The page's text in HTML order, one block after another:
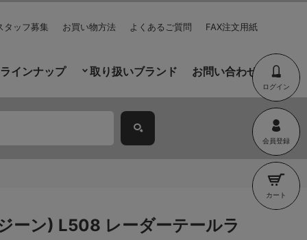
タッフ募集 お買い物方法 よくあるご質問 FAX注文用紙
ログイン
会員登録
カート
インナップ 取り扱いブランド お問い合わせ
ーン) L508 レーダーテールラ